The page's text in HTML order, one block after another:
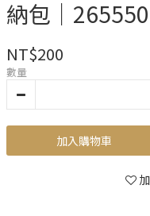
納包｜
NT$200
數量
加入購物車